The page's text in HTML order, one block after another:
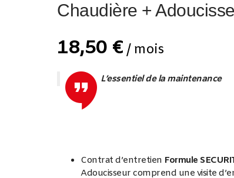
Chaudière +
18,50 € / mois
L’essentiel de la maintenance
Contrat d’entretien Formule
Adoucisseur comprend une visite